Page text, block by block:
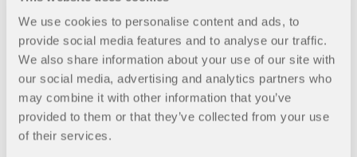
We use cookies to personalise content and ads, to
provide social media features and to analyse our traffic.
We also share information about your use of our site with
our social media, advertising and analytics partners who
may combine it with other information that you’ve
provided to them or that they’ve collected from your use
of their services.
рабочих процессов.
ПОДРОБНЕЕ
Международный семинар по продажам в Праге 2023
Автор